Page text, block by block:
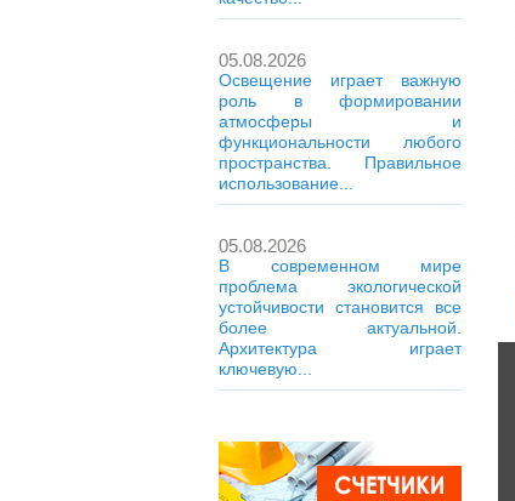
05.08.2026
Освещение играет важную
роль в формировании
атмосферы и
функциональности любого
пространства. Правильное
использование...
05.08.2026
В современном мире
проблема экологической
устойчивости становится все
более актуальной.
Архитектура играет
ключевую...